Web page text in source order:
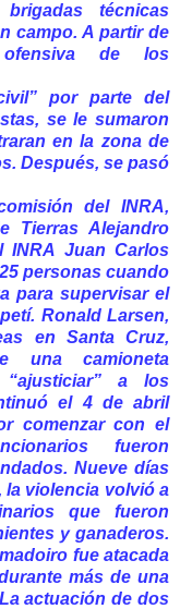
técnicas
campo. A partir de
de los
por parte del
se le sumaron
en la zona de
Después, se pasó
del INRA,
Tierras Alejandro
INRA Juan Carlos
personas cuando
para supervisar el
Ronald Larsen,
en Santa Cruz,
una camioneta
a los
el 4 de abril
comenzar con el
fueron
Nueve días
la violencia volvió a
que fueron
y ganaderos.
fue atacada
más de una
actuación de dos